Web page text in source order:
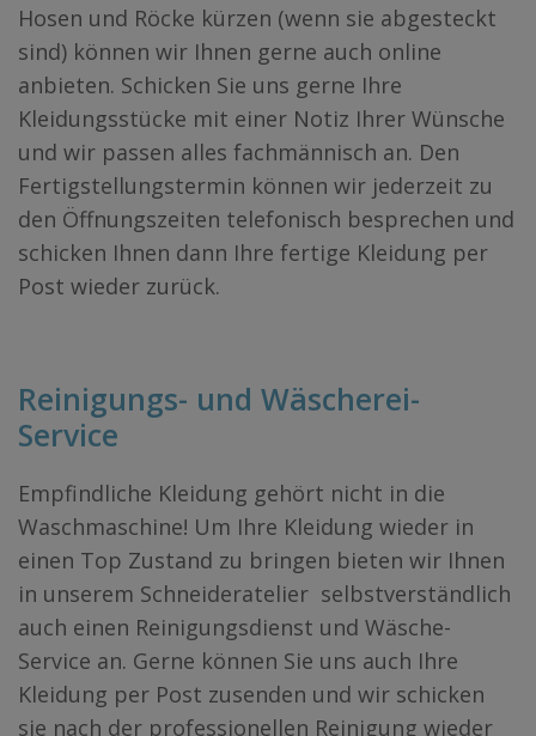
Hosen und Röcke kürzen (wenn sie abgesteckt
sind) können wir Ihnen gerne auch online
anbieten. Schicken Sie uns gerne Ihre
Kleidungsstücke mit einer Notiz Ihrer Wünsche
und wir passen alles fachmännisch an. Den
Fertigstellungstermin können wir jederzeit zu
den Öffnungszeiten telefonisch besprechen und
schicken Ihnen dann Ihre fertige Kleidung per
Post wieder zurück.
Reinigungs- und Wäscherei-
Service
Empfindliche Kleidung gehört nicht in die
Waschmaschine! Um Ihre Kleidung wieder in
einen Top Zustand zu bringen bieten wir Ihnen
in unserem Schneideratelier selbstverständlich
auch einen Reinigungsdienst und Wäsche-
Service an. Gerne können Sie uns auch Ihre
Kleidung per Post zusenden und wir schicken
sie nach der professionellen Reinigung wieder